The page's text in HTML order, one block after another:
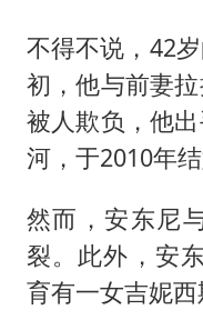
不得不说，42
初，他与前妻
被人欺负，他
河，于2010年
然而，安东尼
裂。此外，安
育有一女吉妮西